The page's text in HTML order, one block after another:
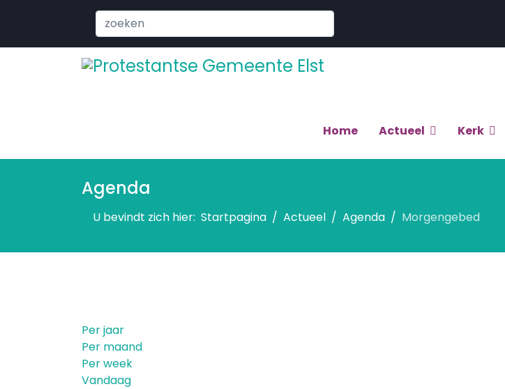
Search
...
Home Actueel Kerk
Agenda
U bevindt zich hier: Startpagina Actueel Agenda Morgengebed
Per jaar
Per maand
Per week
Vandaag